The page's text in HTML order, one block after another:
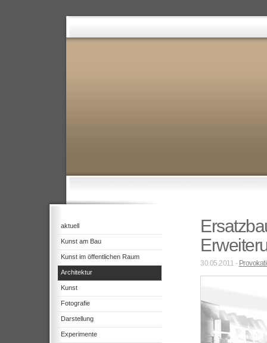
aktuell
Kunst am Bau
Kunst im öffentlichen Raum
Architektur
Kunst
Fotografie
Darstellung
Experimente
30.05.2011 -